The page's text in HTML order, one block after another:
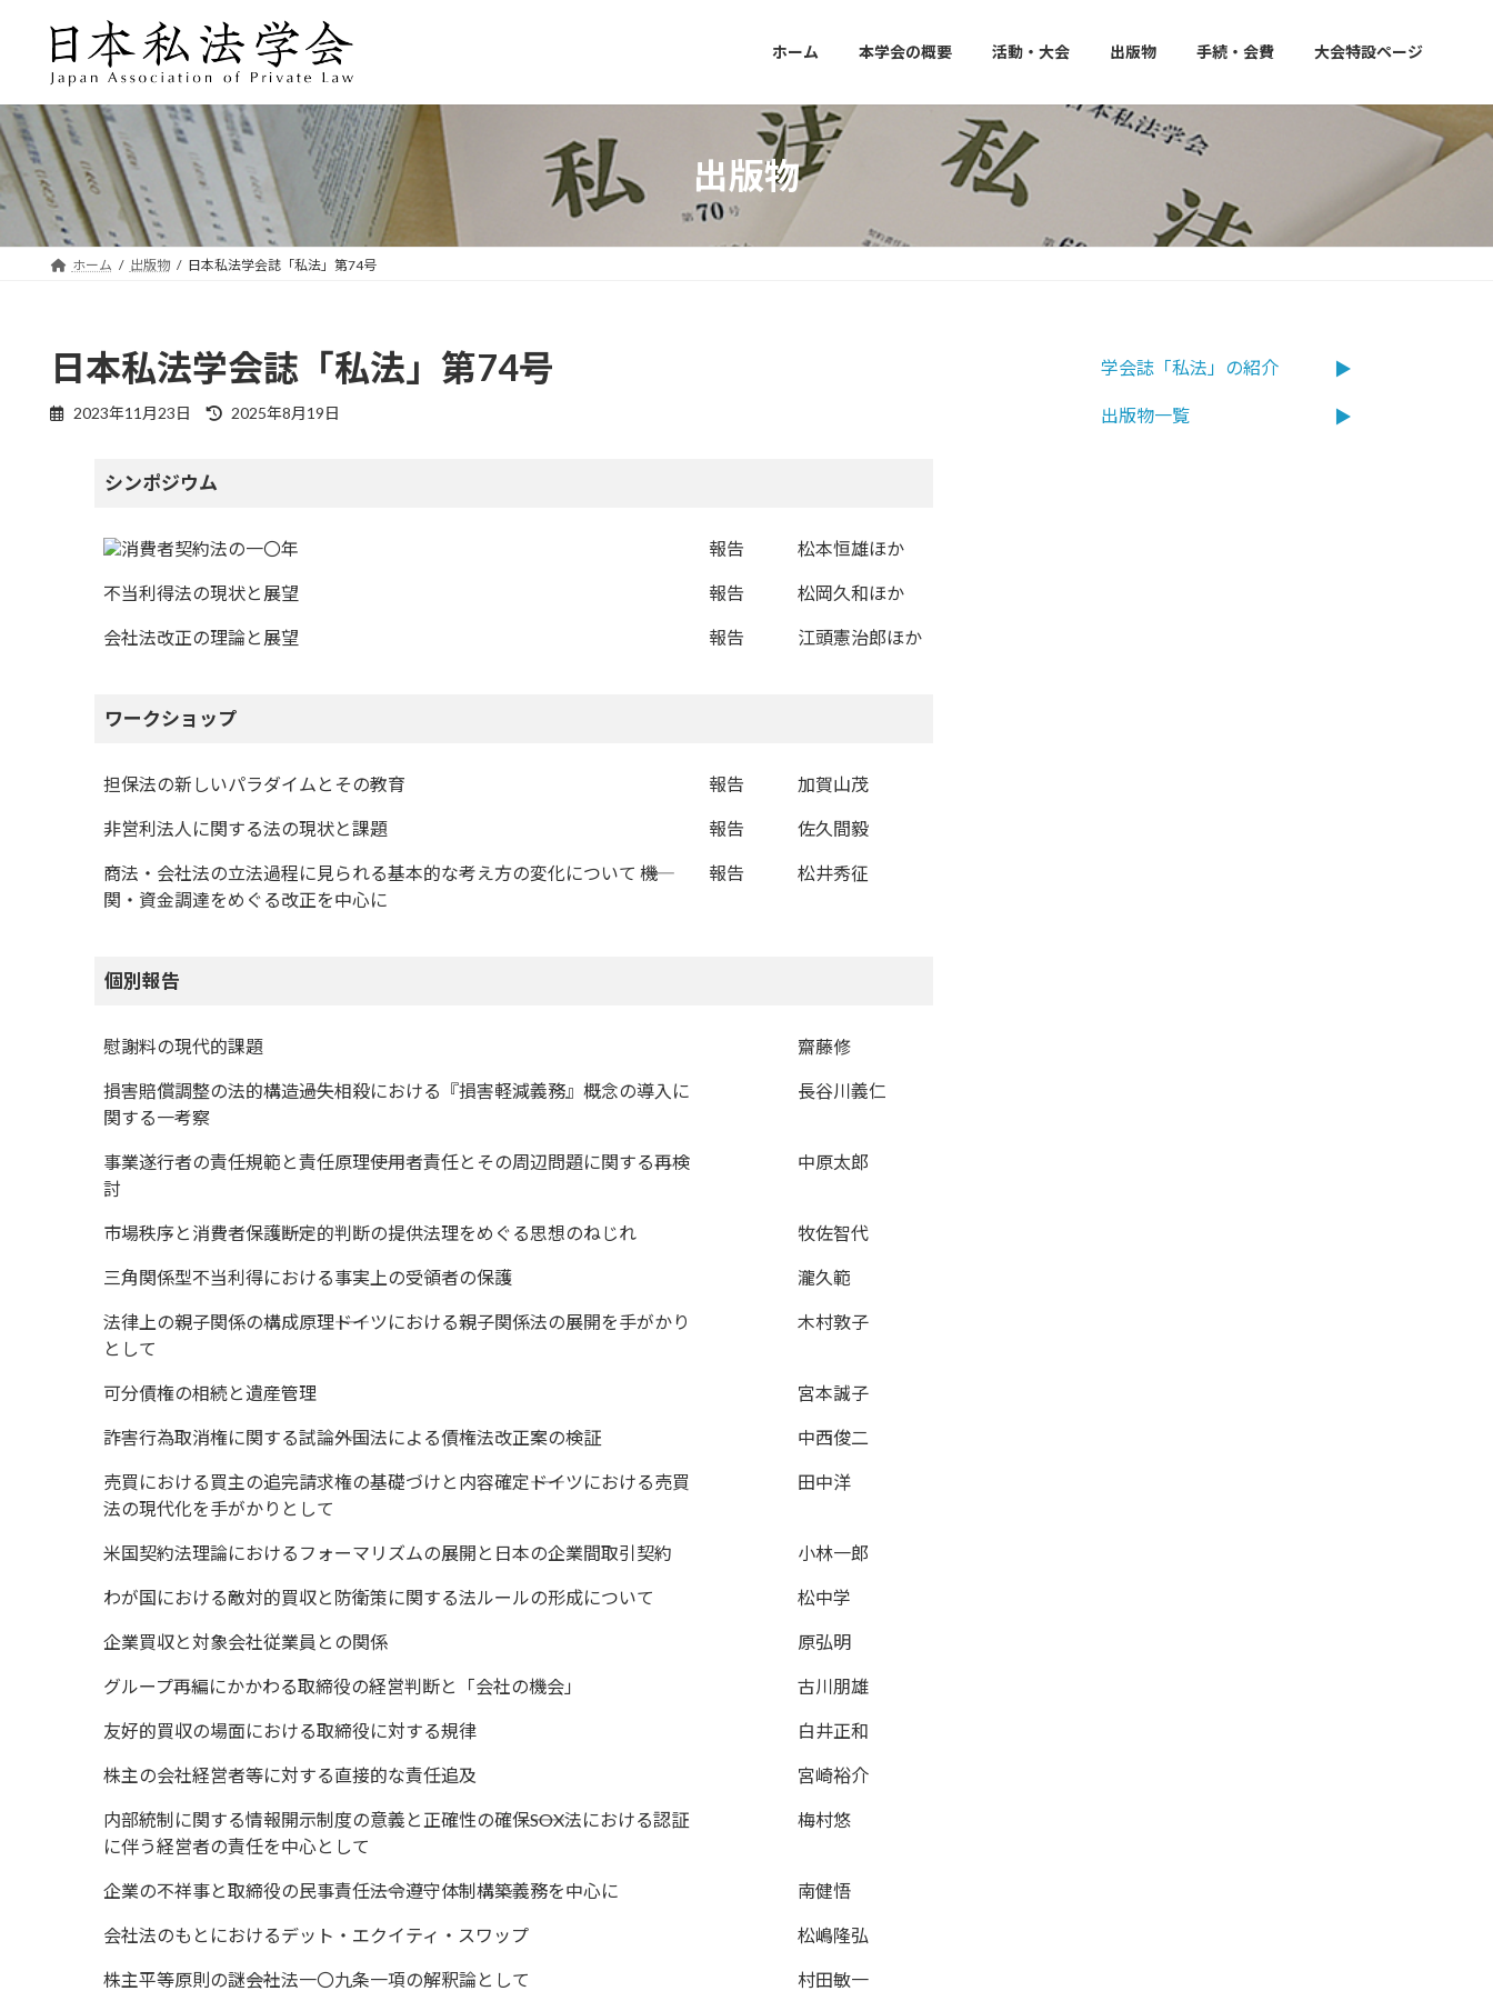
ツ
へ
ス
キ
プ
シ
ョ
ン
に
動
ホーム 本学会の概要 活動・大会 出版物 手続・会費 大会特設ページ
出版物
ホーム 出版物 日本私法学会誌「私法」第74号
日本私法学会誌「私法」第74号
2023年11月23日
最
:
2025年8月19日
シンポジウム
消費者契約法の一〇年 報告 松本恒雄ほか
不当利得法の現状と展望 報告 松岡久和ほか
会社法改正の理論と展望 報告 江頭憲治郎ほか
ワークショップ
担保法の新しいパラダイムとその教育 報告 加賀山茂
非営利法人に関する法の現状と課題 報告 佐久間毅
商法・会社法の立法過程に見られる基本的な考え方の変化について ――機
関・資金調達をめぐる改正を中心に
報告 松井秀征
個別報告
慰謝料の現代的課題 齋藤修
損害賠償調整の法的構造――過失相殺における『損害軽減義務』概念の導入に
関する一考察
長谷川義仁
事業遂行者の責任規範と責任原理――使用者責任とその周辺問題に関する再検
討
中原太郎
市場秩序と消費者保護――断定的判断の提供法理をめぐる思想のねじれ 牧佐智代
三角関係型不当利得における事実上の受領者の保護 瀧久範
法律上の親子関係の構成原理――ドイツにおける親子関係法の展開を手がかり
として
木村敦子
可分債権の相続と遺産管理 宮本誠子
詐害行為取消権に関する試論――外国法による債権法改正案の検証 中西俊二
売買における買主の追完請求権の基礎づけと内容確定――ドイツにおける売買
法の現代化を手がかりとして
田中洋
米国契約法理論におけるフォーマリズムの展開と日本の企業間取引契約 小林一郎
わが国における敵対的買収と防衛策に関する法ルールの形成について 松中学
企業買収と対象会社従業員との関係 原弘明
グループ再編にかかわる取締役の経営判断と「会社の機会」 古川朋雄
友好的買収の場面における取締役に対する規律 白井正和
株主の会社経営者等に対する直接的な責任追及 宮崎裕介
内部統制に関する情報開示制度の意義と正確性の確保――SOX法における認証
に伴う経営者の責任を中心として
梅村悠
企業の不祥事と取締役の民事責任――法令遵守体制構築義務を中心に 南健悟
会社法のもとにおけるデット・エクイティ・スワップ 松嶋隆弘
株主平等原則の謎――会社法一〇九条一項の解釈論として 村田敏一
学会誌「私法」の紹介
出版物一覧